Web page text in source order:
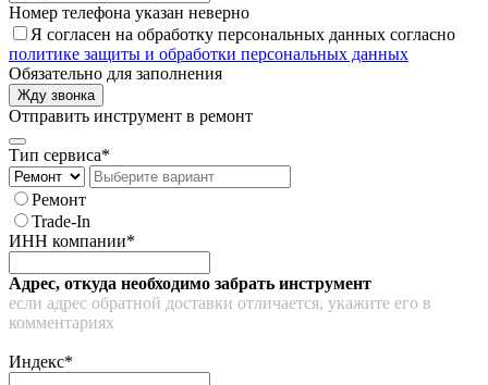
Номер телефона указан неверно
Я согласен на обработку персональных данных согласно
политике защиты и обработки персональных данных
Обязательно для заполнения
Жду звонка
Отправить инструмент в ремонт
Тип сервиса*
Ремонт
Trade-In
ИНН компании*
Адрес, откуда необходимо забрать инструмент
если адрес обратной доставки отличается, укажите его в
комментариях
Индекс*